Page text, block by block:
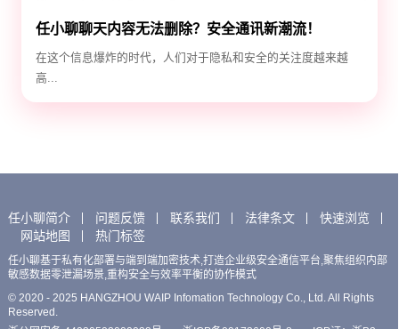
任小聊聊天内容无法删除？安全通讯新潮流！
在这个信息爆炸的时代，人们对于隐私和安全的关注度越来越
高...
任小聊简介 问题反馈 联系我们 法律条文
快速浏览
网站地图
热门标签
任小聊基于私有化部署与端到端加密技术,打造企业级安全通信平台,聚焦组织内部
敏感数据零泄漏场景,重构安全与效率平衡的协作模式
© 2020 - 2025 HANGZHOU WAIP Infomation Technology Co., Ltd. All Rights
Reserved.